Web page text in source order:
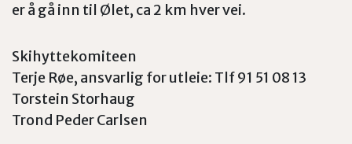
er å gå inn til Ølet, ca 2 km hver vei.
Skihyttekomiteen
Terje Røe, ansvarlig for utleie: Tlf 91 51 08 13
Torstein Storhaug
Trond Peder Carlsen